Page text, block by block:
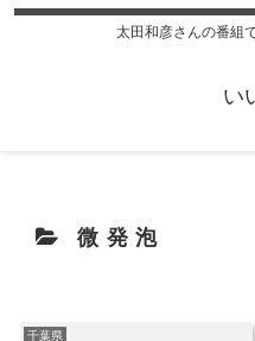
太田和彦さんの番組
い
微発泡
千葉県